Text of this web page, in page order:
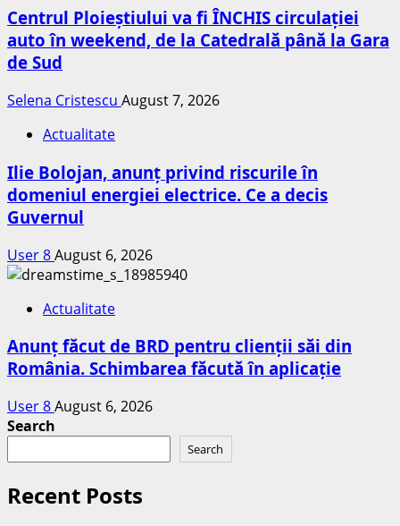
Centrul Ploieștiului va fi ÎNCHIS circulației
auto în weekend, de la Catedrală până la Gara
de Sud
Selena Cristescu August 7, 2026
Actualitate
Ilie Bolojan, anunț privind riscurile în
domeniul energiei electrice. Ce a decis
Guvernul
User 8August 6, 2026
Actualitate
Anunț făcut de BRD pentru clienții săi din
România. Schimbarea făcută în aplicație
User 8August 6, 2026
Search
Search
Recent Posts